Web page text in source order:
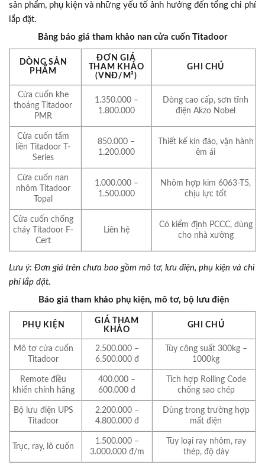
sản phẩm, phụ kiện và những yếu tố ảnh hưởng đến tổng chi phí
lắp đặt.
Bảng báo giá tham khảo nan cửa cuốn Titadoor
DÒNG SẢN
PHẨM
ĐƠN GIÁ
THAM KHẢO
(VNĐ/M²)
GHI CHÚ
Cửa cuốn khe
thoáng Titadoor
PMR
1.350.000 –
1.800.000
Dòng cao cấp, sơn tĩnh
điện Akzo Nobel
Cửa cuốn tấm
liền Titadoor T-
Series
850.000 –
1.200.000
Thiết kế kín đáo, vận hành
êm ái
Cửa cuốn nan
nhôm Titadoor
Topal
1.000.000 –
1.500.000
Nhôm hợp kim 6063-T5,
chịu lực tốt
Cửa cuốn chống
cháy Titadoor F-
Cert
Liên hệ
Có kiểm định PCCC, dùng
cho nhà xưởng
Lưu ý: Đơn giá trên chưa bao gồm mô tơ, lưu điện, phụ kiện và chi
phí lắp đặt.
Báo giá tham khảo phụ kiện, mô tơ, bộ lưu điện
PHỤ KIỆN
GIÁ THAM
KHẢO
GHI CHÚ
Mô tơ cửa cuốn
Titadoor
2.500.000 –
6.500.000 đ
Tùy công suất 300kg –
1000kg
Remote điều
khiển chính hãng
400.000 –
600.000 đ
Tích hợp Rolling Code
chống sao chép
Bộ lưu điện UPS
Titadoor
2.200.000 –
4.800.000 đ
Dùng trong trường hợp
mất điện
Trục, ray, lô cuốn
1.500.000 –
3.000.000 đ/m
Tùy loại ray nhôm, ray
thép, độ dày